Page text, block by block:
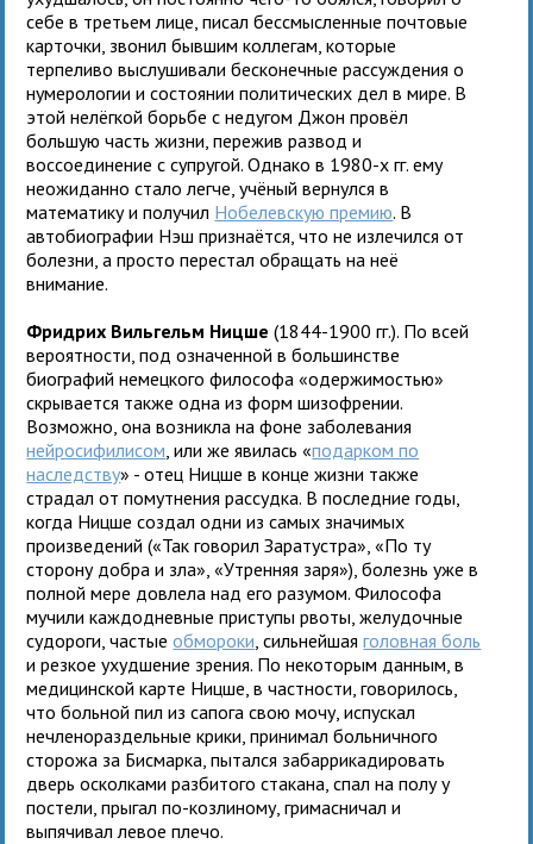
себе в третьем лице, писал бессмысленные почтовые
карточки, звонил бывшим коллегам, которые
терпеливо выслушивали бесконечные рассуждения о
нумерологии и состоянии политических дел в мире. В
этой нелёгкой борьбе с недугом Джон провёл
большую часть жизни, пережив развод и
воссоединение с супругой. Однако в 1980-х гг. ему
неожиданно стало легче, учёный вернулся в
математику и получил Нобелевскую премию. В
автобиографии Нэш признаётся, что не излечился от
болезни, а просто перестал обращать на неё
внимание.
Фридрих Вильгельм Ницше (1844-1900 гг.). По всей
вероятности, под означенной в большинстве
биографий немецкого философа «одержимостью»
скрывается также одна из форм шизофрении.
Возможно, она возникла на фоне заболевания
нейросифилисом , или же явилась «подарком по
наследству» - отец Ницше в конце жизни также
страдал от помутнения рассудка. В последние годы,
когда Ницше создал одни из самых значимых
произведений («Так говорил Заратустра», «По ту
сторону добра и зла», «Утренняя заря»), болезнь уже в
полной мере довлела над его разумом. Философа
мучили каждодневные приступы рвоты, желудочные
судороги, частыеобмороки , сильнейшаяголовная боль
и резкое ухудшение зрения. По некоторым данным, в
медицинской карте Ницше, в частности, говорилось,
что больной пил из сапога свою мочу, испускал
нечленораздельные крики, принимал больничного
сторожа за Бисмарка, пытался забаррикадировать
дверь осколками разбитого стакана, спал на полу у
постели, прыгал по-козлиному, гримасничал и
выпячивал левое плечо.